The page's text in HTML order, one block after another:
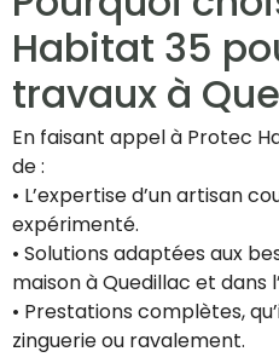
Habitat 35
travaux à
En faisant appel à Protec
de :
• L’expertise d’un artisan
expérimenté.
• Solutions adaptées aux
maison à Quedillac et dans
• Prestations complètes,
zinguerie ou ravalement.